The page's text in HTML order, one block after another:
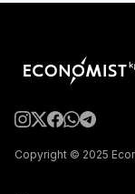
Copyright © 2025